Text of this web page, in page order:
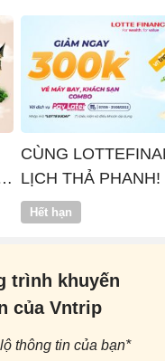
CÙNG
LỊCH THẢ PHANH!
Hết hạn
trình khuyến
của Vntrip
thông tin của bạn*